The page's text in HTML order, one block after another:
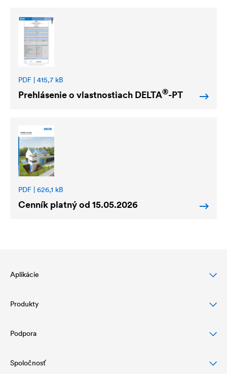
PDF | 415,7 kB
Prehlásenie o vlastnostiach DELTA®-PT
PDF | 626,1 kB
Cenník platný od 15.05.2026
Aplikácie
Ochrana šikmej strechy
Ochrana a dizajn fasády
Drenáž a ochrana plochej strechy
Produkty
Podstrešné fólie
Vzduchotesné vrstvy a parozábrany
Podpora
Na stiahnutie
Spoločnosť